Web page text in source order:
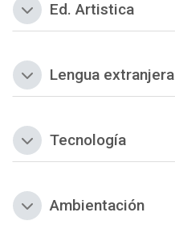
ColapsarEd. Artistica
ColapsarLengua extranjera
ColapsarTecnología
ColapsarAmbientación